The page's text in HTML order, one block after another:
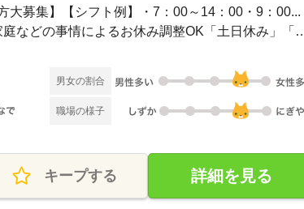
大募集】【シフト例】・7：00～14：00・9：00...
●希望のお休みをご相談ください！●家庭などの事
男女の割合
職場の様子
キープする 詳細を見る